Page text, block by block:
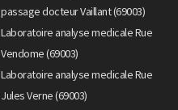
passage docteur Vaillant (69003)
Laboratoire analyse medicale Rue
Vendome (69003)
Laboratoire analyse medicale Rue
Jules Verne (69003)